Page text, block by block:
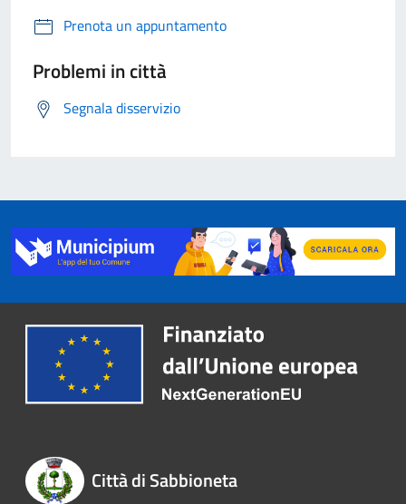
Prenota un appuntamento
Problemi in città
Segnala disservizio
Città di Sabbioneta